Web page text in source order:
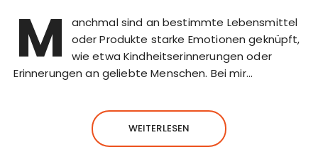
M
anchmal sind an bestimmte Lebensmittel
oder Produkte starke Emotionen geknüpft,
wie etwa Kindheitserinnerungen oder
Erinnerungen an geliebte Menschen. Bei mir…
WEITERLESEN